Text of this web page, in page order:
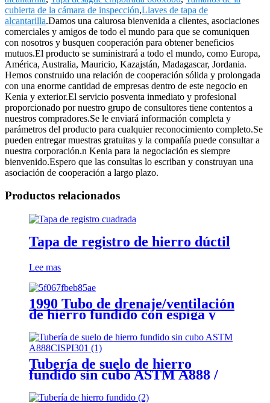
cubierta de la cámara de inspección,Llaves de tapa de
alcantarilla.Damos una calurosa bienvenida a clientes, asociaciones
comerciales y amigos de todo el mundo para que se comuniquen
con nosotros y busquen cooperación para obtener beneficios
mutuos.El producto se suministrará a todo el mundo, como Europa,
América, Australia, Mauricio, Kazajstán, Madagascar, Jordania.
Hemos construido una relación de cooperación sólida y prolongada
con una enorme cantidad de empresas dentro de este negocio en
Kenia y exterior.El servicio posventa inmediato y profesional
proporcionado por nuestro grupo de consultores tiene contentos a
nuestros compradores.Se le enviará información completa y
parámetros del producto para cualquier reconocimiento completo.Se
pueden entregar muestras gratuitas y la compañía puede consultar a
nuestra corporación.n Kenia para la negociación es siempre
bienvenido.Espero que las consultas lo escriban y construyan una
asociación de cooperación a largo plazo.
Productos relacionados
Tapa de registro de hierro dúctil
Lee mas
1990 Tubo de drenaje/ventilación
de hierro fundido con espiga y
Tubería de suelo de hierro
fundido sin cubo ASTM A888 /